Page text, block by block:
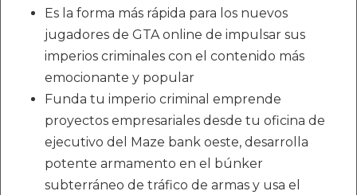
Es la forma más rápida para los nuevos
jugadores de GTA online de impulsar sus
imperios criminales con el contenido más
emocionante y popular
Funda tu imperio criminal emprende
proyectos empresariales desde tu oficina de
ejecutivo del Maze bank oeste, desarrolla
potente armamento en el búnker
subterráneo de tráfico de armas y usa el